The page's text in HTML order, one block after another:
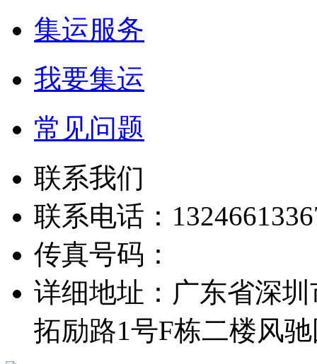
集运服务
我要集运
常见问题
联系我们
联系电话：
传真号码：
详细地址：广东省深
拓励路1号F栋二楼风